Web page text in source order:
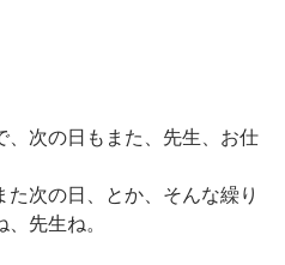
、次の日もまた、先生、お仕
次の日、とか、そんな繰り
先生ね。